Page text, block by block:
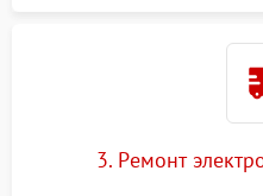
3. Ремонт